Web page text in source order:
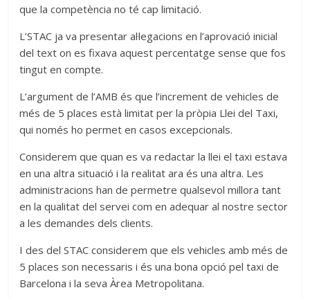
que la competència no té cap limitació.
L’STAC ja va presentar al·legacions en l’aprovació inicial
del text on es fixava aquest percentatge sense que fos
tingut en compte.
L’argument de l’AMB és que l’increment de vehicles de
més de 5 places està limitat per la pròpia Llei del Taxi,
qui només ho permet en casos excepcionals.
Considerem que quan es va redactar la llei el taxi estava
en una altra situació i la realitat ara és una altra. Les
administracions han de permetre qualsevol millora tant
en la qualitat del servei com en adequar al nostre sector
a les demandes dels clients.
I des del STAC considerem que els vehicles amb més de
5 places son necessaris i és una bona opció pel taxi de
Barcelona i la seva Àrea Metropolitana.